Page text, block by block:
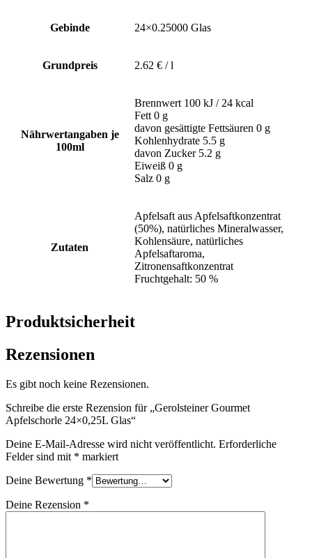
Gebinde 24×0.25000 Glas
Grundpreis 2.62 € / l
Nährwertangaben je
100ml
Brennwert 100 kJ / 24 kcal
Fett 0 g
davon gesättigte Fettsäuren 0 g
Kohlenhydrate 5.5 g
davon Zucker 5.2 g
Eiweiß 0 g
Salz 0 g
Zutaten
Apfelsaft aus Apfelsaftkonzentrat
(50%), natürliches Mineralwasser,
Kohlensäure, natürliches
Apfelsaftaroma,
Zitronensaftkonzentrat
Fruchtgehalt: 50 %
Produktsicherheit
Rezensionen
Es gibt noch keine Rezensionen.
Schreibe die erste Rezension für „Gerolsteiner Gourmet
Apfelschorle 24×0,25L Glas“
Deine E-Mail-Adresse wird nicht veröffentlicht. Erforderliche
Felder sind mit * markiert
Deine Bewertung *
Deine Rezension *